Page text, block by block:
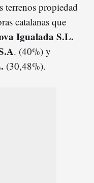
terrenos propiedad
catalanas que
Igualada S.L.
. (40%) y
(30,48%).